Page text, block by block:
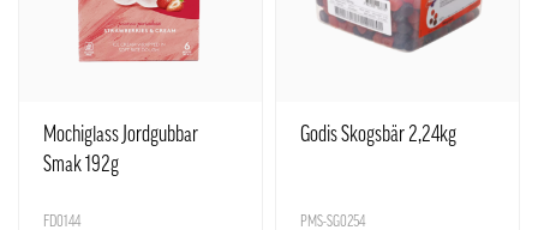
Mochiglass Jordgubbar
Smak 192g
FD0144
Godis Skogsbär 2,24kg
PMS-SG0254